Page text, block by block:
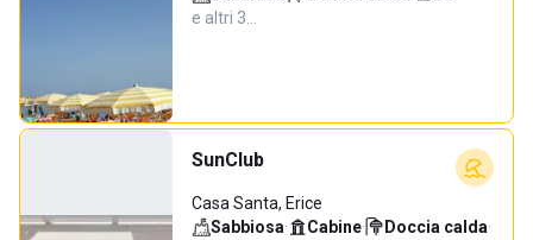
e altri 3…
SunClub
Casa Santa, Erice
Sabbiosa· Cabine· Doccia calda·